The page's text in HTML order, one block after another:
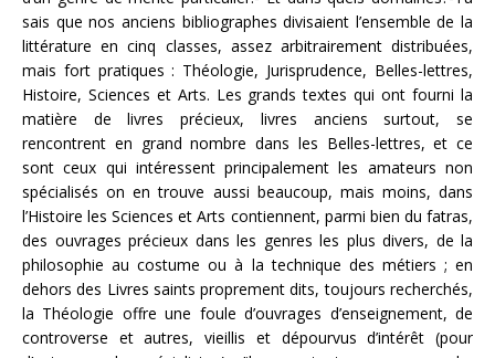
sais que nos anciens bibliographes divisaient l’ensemble de la
littérature en cinq classes, assez arbitrairement distribuées,
mais fort pratiques : Théologie, Jurisprudence, Belles-lettres,
Histoire, Sciences et Arts. Les grands textes qui ont fourni la
matière de livres précieux, livres anciens surtout, se
rencontrent en grand nombre dans les Belles-lettres, et ce
sont ceux qui intéressent principalement les amateurs non
spécialisés on en trouve aussi beaucoup, mais moins, dans
l’Histoire les Sciences et Arts contiennent, parmi bien du fatras,
des ouvrages précieux dans les genres les plus divers, de la
philosophie au costume ou à la technique des métiers ; en
dehors des Livres saints proprement dits, toujours recherchés,
la Théologie offre une foule d’ouvrages d’enseignement, de
controverse et autres, vieillis et dépourvus d’intérêt (pour